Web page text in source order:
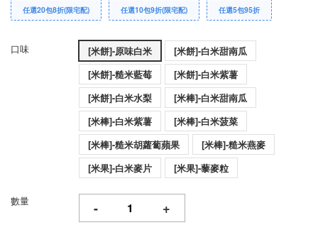
任選20包8折(限宅配) 任選10包9折(限宅配) 任選5包95折
口味 [米餅]-原味白米
[米餅]-白米甜南瓜
[米餅]-糙米藍莓
[米餅]-白米紫薯
[米餅]-白米水梨
[米棒]-白米甜南瓜
[米棒]-白米紫薯
[米棒]-白米菠菜
[米棒]-糙米胡蘿蔔蘋果
[米棒]-糙米燕麥
[米果]-白米麥片
[米果]-藜麥粒
數量 - +